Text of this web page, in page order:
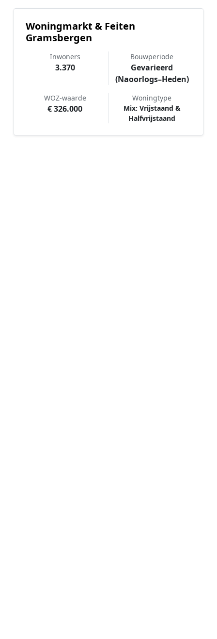
Woningmarkt & Feiten
Gramsbergen
Inwoners
3.370
Bouwperiode
Gevarieerd
(Naoorlogs–Heden)
WOZ-waarde
€ 326.000
Woningtype
Mix: Vrijstaand &
Halfvrijstaand